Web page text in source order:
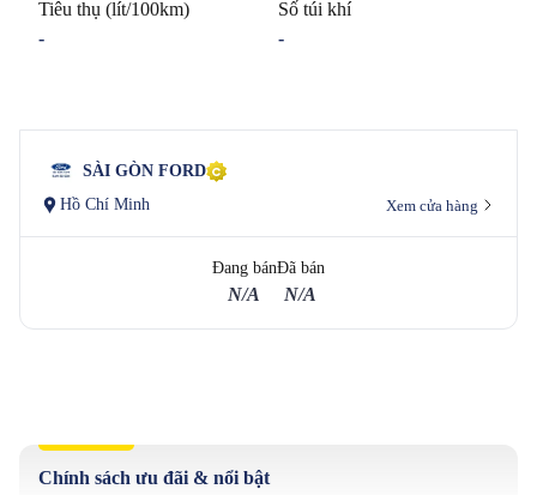
Tiêu thụ (lít/100km)
-
Số túi khí
-
SÀI GÒN FORD
Hồ Chí Minh
Xem cửa hàng
Đang bán
N/A
Đã bán
N/A
Chính sách ưu đãi & nổi bật